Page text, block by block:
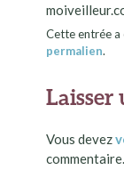
Cette entrée a
permalien.
Laisser
Vous devez
commentaire.